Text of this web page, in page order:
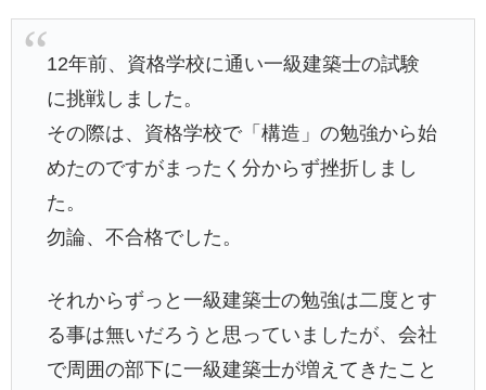
12年前、資格学校に通い一級建築士の試験
に挑戦しました。
その際は、資格学校で「構造」の勉強から始
めたのですがまったく分からず挫折しまし
た。
勿論、不合格でした。
それからずっと一級建築士の勉強は二度とす
る事は無いだろうと思っていましたが、会社
で周囲の部下に一級建築士が増えてきたこと